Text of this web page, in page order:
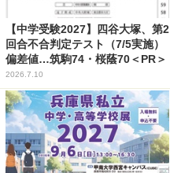
【中学受験2027】四谷大塚、第2
回合不合判定テスト（7/5実施）
偏差値…筑駒74・桜蔭70＜PR＞
2026.7.10